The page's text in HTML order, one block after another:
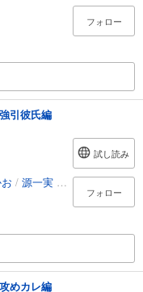
フォロー
引彼氏編
/ 源一実 花田朔生/オザ
試し読み
フォロー
めカレ編